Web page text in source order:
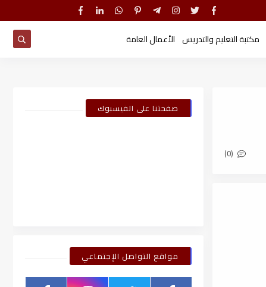
مكتبة التعليم والتدريس الأعمال العامة
(0)
صفحتنا على الفيسبوك
مواقع التواصل الإجتماعي